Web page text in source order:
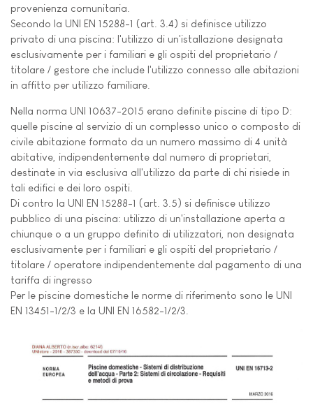
provenienza comunitaria.
Secondo la UNI EN 15288-1 (art. 3.4) si definisce utilizzo
privato di una piscina: l'utilizzo di un'istallazione designata
esclusivamente per i familiari e gli ospiti del proprietario /
titolare / gestore che include l'utilizzo connesso alle abitazioni
in affitto per utilizzo familiare.
Nella norma UNI 10637-2015 erano definite piscine di tipo D:
quelle piscine al servizio di un complesso unico o composto di
civile abitazione formato da un numero massimo di 4 unità
abitative, indipendentemente dal numero di proprietari,
destinate in via esclusiva all'utilizzo da parte di chi risiede in
tali edifici e dei loro ospiti.
Di contro la UNI EN 15288-1 (art. 3.5) si definisce utilizzo
pubblico di una piscina: utilizzo di un'installazione aperta a
chiunque o a un gruppo definito di utilizzatori, non designata
esclusivamente per i familiari e gli ospiti del proprietario /
titolare / operatore indipendentemente dal pagamento di una
tariffa di ingresso
Per le piscine domestiche le norme di riferimento sono le UNI
EN 13451-1/2/3 e la UNI EN 16582-1/2/3.